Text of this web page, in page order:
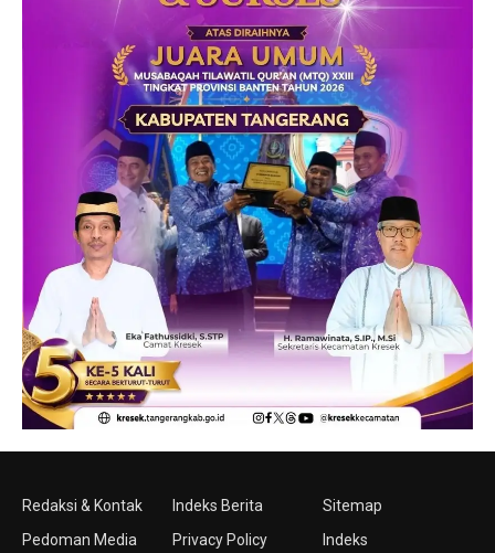
Redaksi & Kontak
Pedoman Media
Indeks Berita
Privacy Policy
Sitemap
Indeks